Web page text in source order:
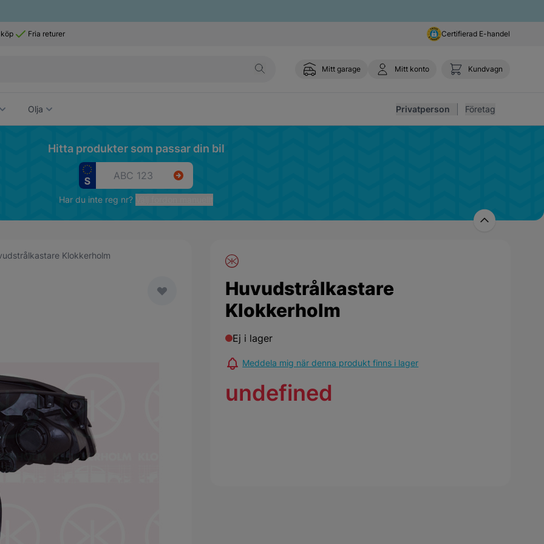
Fria returer Certifierad E-handel
Mitt garage Mitt konto Kundvagn
Olja Privatperson Företag
Hitta produkter som passar din bil
Har du inte reg nr?
Klokkerholm
Huvudstrålkastare
Klokkerholm
Ej i lager
Meddela mig när denna produkt finns i lager
undefined